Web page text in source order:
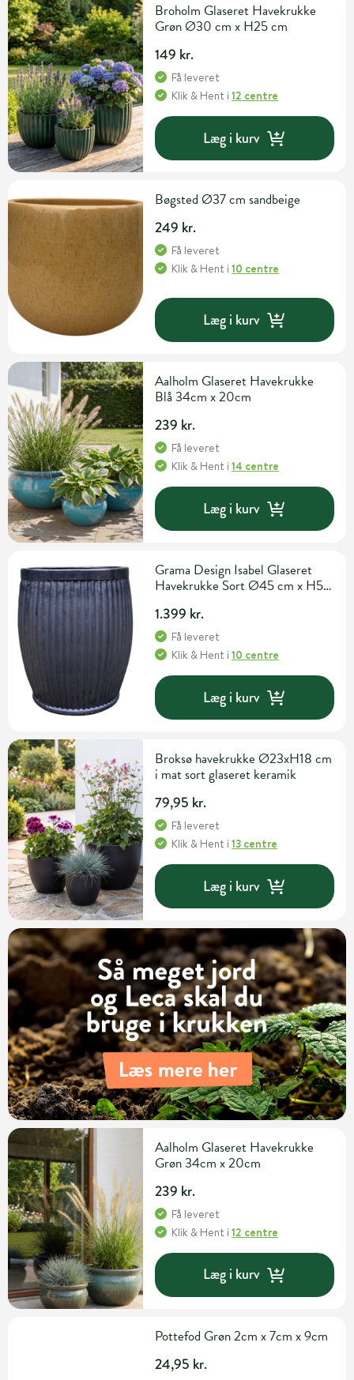
Broholm Glaseret Havekrukke
Grøn Ø30 cm x H25 cm
149 kr.
Få leveret
Klik & Hent i12 centre
Læg i kurv
Bøgsted Ø37 cm sandbeige
249 kr.
Få leveret
Klik & Hent i10 centre
Læg i kurv
Aalholm Glaseret Havekrukke
Blå 34cm x 20cm
239 kr.
Få leveret
Klik & Hent i14 centre
Læg i kurv
Grama Design Isabel Glaseret
Havekrukke Sort Ø45 cm x H50
1.399 kr.
Få leveret
Klik & Hent i10 centre
Læg i kurv
Broksø havekrukke Ø23xH18 cm
i mat sort glaseret keramik
79,95 kr.
Få leveret
Klik & Hent i13 centre
Læg i kurv
Aalholm Glaseret Havekrukke
Grøn 34cm x 20cm
239 kr.
Få leveret
Klik & Hent i12 centre
Læg i kurv
Pottefod Grøn 2cm x 7cm x 9cm
24,95 kr.